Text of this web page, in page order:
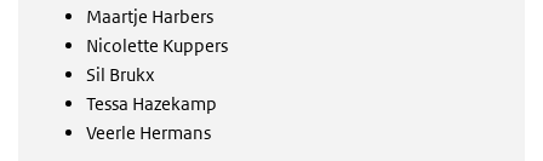
Maartje Harbers
Nicolette Kuppers
Sil Brukx
Tessa Hazekamp
Veerle Hermans